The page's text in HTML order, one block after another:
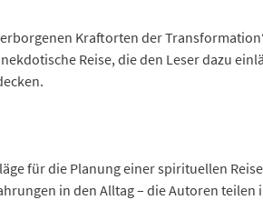
Kraftorten der
Reise, die den Leser dazu
für die Planung einer spirituellen
in den Alltag – die Autoren